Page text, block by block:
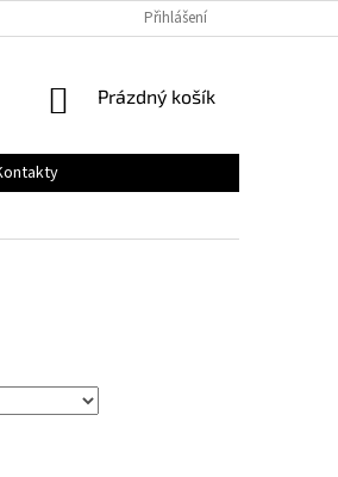
Přihlášení
NÁKUPNÍ
Prázdný košík